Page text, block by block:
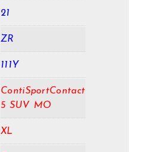
21
ZR
111Y
ContiSportContact
5 SUV MO
XL